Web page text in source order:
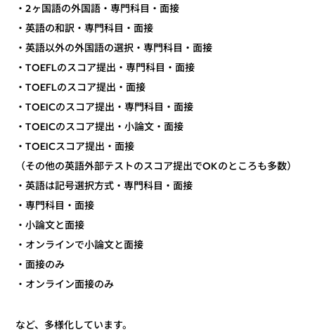
・2ヶ国語の外国語・専門科目・面接
・英語の和訳・専門科目・面接
・英語以外の外国語の選択・専門科目・面接
・TOEFLのスコア提出・専門科目・面接
・TOEFLのスコア提出・面接
・TOEICのスコア提出・専門科目・面接
・TOEICのスコア提出・小論文・面接
・TOEICスコア提出・面接
（その他の英語外部テストのスコア提出でOKのところも多数）
・英語は記号選択方式・専門科目・面接
・専門科目・面接
・小論文と面接
・オンラインで小論文と面接
・面接のみ
・オンライン面接のみ
など、多様化しています。